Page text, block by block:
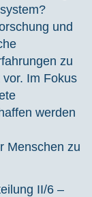
und
zu
Im Fokus
werden
Menschen zu
II/6 –